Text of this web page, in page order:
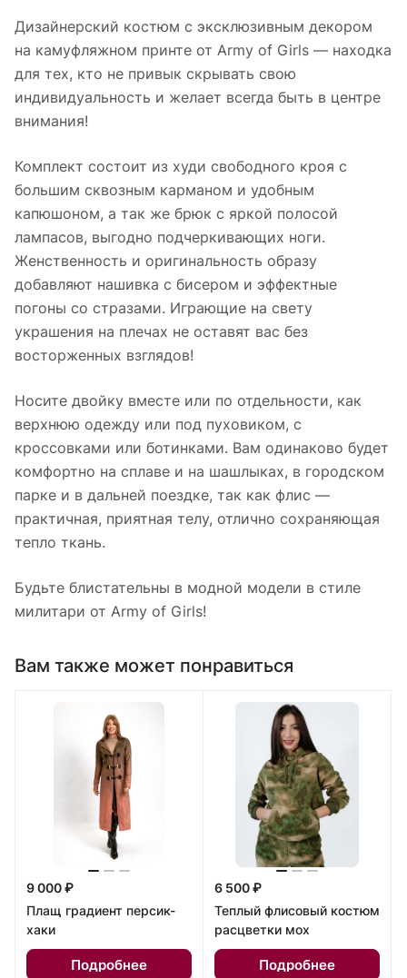
Дизайнерский костюм с эксклюзивным декором
на камуфляжном принте от Army of Girls — находка
для тех, кто не привык скрывать свою
индивидуальность и желает всегда быть в центре
внимания!
Комплект состоит из худи свободного кроя с
большим сквозным карманом и удобным
капюшоном, а так же брюк с яркой полосой
лампасов, выгодно подчеркивающих ноги.
Женственность и оригинальность образу
добавляют нашивка с бисером и эффектные
погоны со стразами. Играющие на свету
украшения на плечах не оставят вас без
восторженных взглядов!
Носите двойку вместе или по отдельности, как
верхнюю одежду или под пуховиком, с
кроссовками или ботинками. Вам одинаково будет
комфортно на сплаве и на шашлыках, в городском
парке и в дальней поездке, так как флис —
практичная, приятная телу, отлично сохраняющая
тепло ткань.
Будьте блистательны в модной модели в стиле
милитари от Army of Girls!
Вам также может понравиться
9 000 ₽
Плащ градиент персик-
хаки
Подробнее
6 500 ₽
Теплый флисовый костюм
расцветки мох
Подробнее